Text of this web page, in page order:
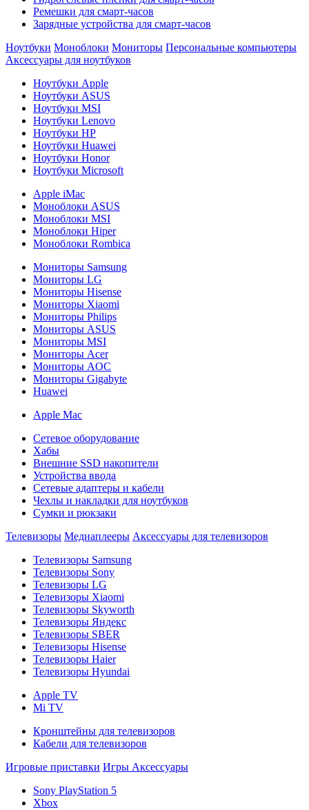
Ремешки для смарт-часов
Зарядные устройства для смарт-часов
Ноутбуки Моноблоки Мониторы Персональные компьютеры
Аксессуары для ноутбуков
Ноутбуки Apple
Ноутбуки ASUS
Ноутбуки MSI
Ноутбуки Lenovo
Ноутбуки HP
Ноутбуки Huawei
Ноутбуки Honor
Ноутбуки Microsoft
Apple iMac
Моноблоки ASUS
Моноблоки MSI
Моноблоки Hiper
Моноблоки Rombica
Мониторы Samsung
Мониторы LG
Мониторы Hisense
Мониторы Xiaomi
Мониторы Philips
Мониторы ASUS
Мониторы MSI
Мониторы Acer
Мониторы AOC
Мониторы Gigabyte
Huawei
Apple Mac
Сетевое оборудование
Хабы
Внешние SSD накопители
Устройства ввода
Сетевые адаптеры и кабели
Чехлы и накладки для ноутбуков
Сумки и рюкзаки
Телевизоры Медиаплееры Аксессуары для телевизоров
Телевизоры Samsung
Телевизоры Sony
Телевизоры LG
Телевизоры Xiaomi
Телевизоры Skyworth
Телевизоры Яндекс
Телевизоры SBER
Телевизоры Hisense
Телевизоры Haier
Телевизоры Hyundai
Apple TV
Mi TV
Кронштейны для телевизоров
Кабели для телевизоров
Игровые приставки Игры Аксессуары
Sony PlayStation 5
Xbox